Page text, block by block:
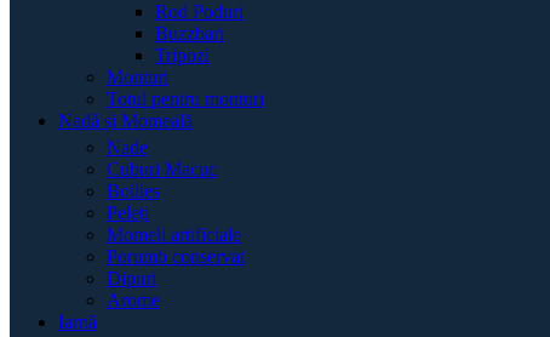
Rod Poduri
Buzzbari
Tripozi
Monturi
Totul pentru monturi
Nadă și Momeală
Nade
Cuburi Macuc
Boilies
Peleți
Momeli artificiale
Porumb conservat
Dipuri
Arome
Iarnă